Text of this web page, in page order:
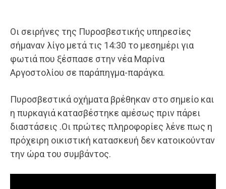
Οι σειρήνες της Πυροσβεστικής υπηρεσίες
σήμαναν λίγο μετά τις 14:30 το μεσημέρι για
φωτιά που ξέσπασε στην νέα Μαρίνα
Αργοστολίου σε παράπηγμα-παράγκα.
Πυροσβεστικά οχήματα βρέθηκαν στο σημείο και
η πυρκαγιά κατασβέστηκε αμέσως πριν πάρει
διαστάσεις .Οι πρώτες πληροφορίες λένε πως η
πρόχειρη οικιστική κατασκευή δεν κατοικούνταν
την ώρα του συμβάντος.